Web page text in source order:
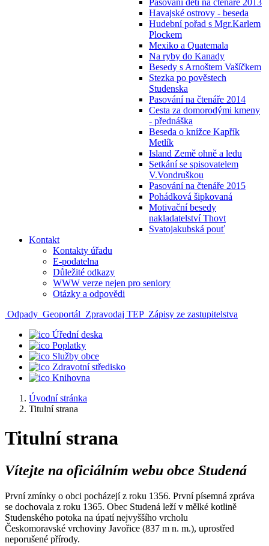
Pasování dětí na čtenáře 2013
Havajské ostrovy - beseda
Hudební pořad s Mgr.Karlem
Plockem
Mexiko a Quatemala
Na ryby do Kanady
Besedy s Arnoštem Vašíčkem
Stezka po pověstech
Studenska
Pasování na čtenáře 2014
Cesta za domorodými kmeny
- přednáška
Beseda o knížce Kapřík
Metlík
Island Země ohně a ledu
Setkání se spisovatelem
V.Vondruškou
Pasování na čtenáře 2015
Pohádková šipkovaná
Motivační besedy
nakladatelství Thovt
Svatojakubská pouť
Kontakt
Kontakty úřadu
E-podatelna
Důležité odkazy
WWW verze nejen pro seniory
Otázky a odpovědi
Odpady Geoportál Zpravodaj TEP Zápisy ze zastupitelstva
Úřední deska
Poplatky
Služby obce
Zdravotní středisko
Knihovna
Úvodní stránka
Titulní strana
Titulní strana
Vítejte na oficiálním webu obce Studená
První zmínky o obci pocházejí z roku 1356. První písemná zpráva
se dochovala z roku 1365. Obec Studená leží v mělké kotlině
Studenského potoka na úpatí nejvyššího vrcholu
Českomoravské vrchoviny Javořice (837 m n. m.), uprostřed
neporušené přírody.